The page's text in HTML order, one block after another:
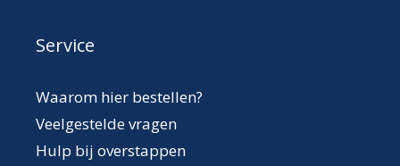
Service
Waarom hier bestellen?
Veelgestelde vragen
Hulp bij overstappen